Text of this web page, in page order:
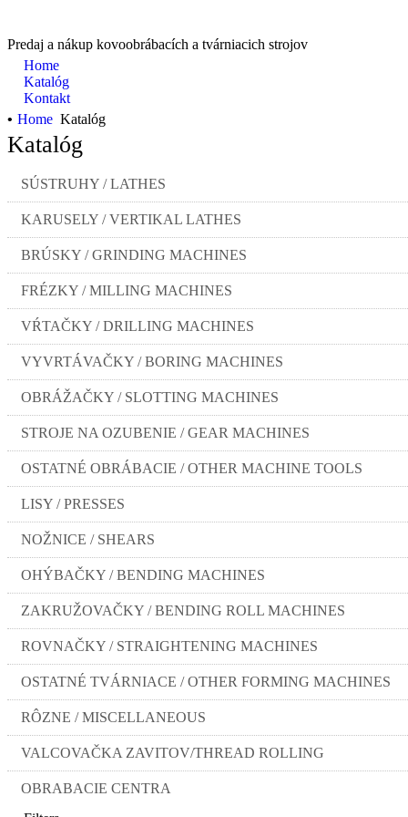
Predaj a nákup kovoobrábacích a tvárniacich strojov
Home
Katalóg
Kontakt
• Home Katalóg
Katalóg
SÚSTRUHY / LATHES
KARUSELY / VERTIKAL LATHES
BRÚSKY / GRINDING MACHINES
FRÉZKY / MILLING MACHINES
VŔTAČKY / DRILLING MACHINES
VYVRTÁVAČKY / BORING MACHINES
OBRÁŽAČKY / SLOTTING MACHINES
STROJE NA OZUBENIE / GEAR MACHINES
OSTATNÉ OBRÁBACIE / OTHER MACHINE TOOLS
LISY / PRESSES
NOŽNICE / SHEARS
OHÝBAČKY / BENDING MACHINES
ZAKRUŽOVAČKY / BENDING ROLL MACHINES
ROVNAČKY / STRAIGHTENING MACHINES
OSTATNÉ TVÁRNIACE / OTHER FORMING MACHINES
RÔZNE / MISCELLANEOUS
VALCOVAČKA ZAVITOV/THREAD ROLLING
OBRABACIE CENTRA